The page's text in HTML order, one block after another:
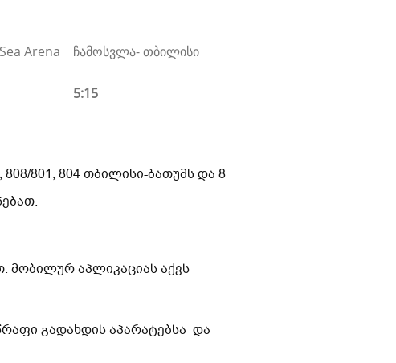
Arena ჩამოსვლა- თბილისი
5:15
801, 804 თბილისი-ბათუმს და 8
მობილურ აპლიკაციას აქვს
გადახდის აპარატებსა და